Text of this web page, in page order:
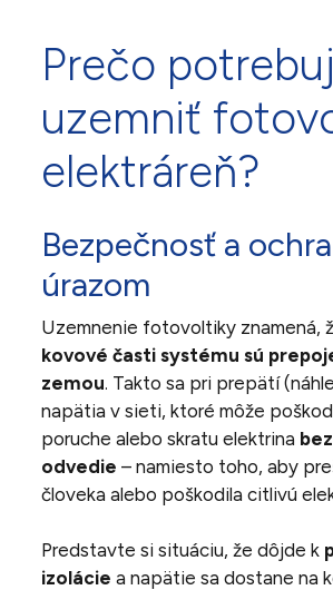
Prečo
uzemniť
elektráreň?
Bezpečnosť a
úrazom
Uzemnenie fotovoltiky znamená,
kovové časti systému sú
zemou. Takto sa pri prepätí
napätia v sieti, ktoré môže
poruche alebo skratu elektrina
odvedie – namiesto toho, aby
človeka alebo poškodila citlivú
Predstavte si situáciu, že dôjde k
izolácie a napätie sa dostane na